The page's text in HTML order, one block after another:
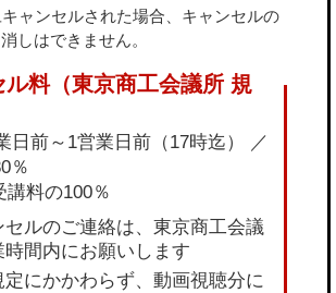
ャンセルされた場合、キャンセルの
しはできません。
日前～1営業日前（17時迄） ／
％
講料の100％
セルのご連絡は、東京商工会議
時間内にお願いします
定にかかわらず、動画視聴分に